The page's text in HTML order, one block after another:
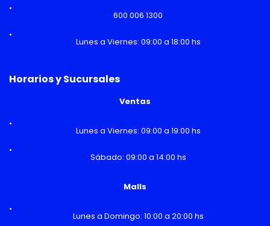
600 006 1300
Lunes a Viernes: 09:00 a 18:00 hs
Horarios y Sucursales
Ventas
Lunes a Viernes: 09:00 a 19:00 hs
Sábado: 09:00 a 14:00 hs
Malls
Lunes a Domingo: 10:00 a 20:00 hs